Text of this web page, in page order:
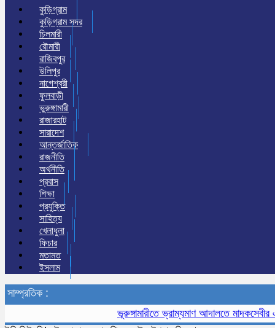
কুড়িগ্রাম
কুড়িগ্রাম সদর
চিলমারী
রৌমারী
রাজিবপুর
উলিপুর
নাগেশ্বরী
ফুলবাড়ী
ভুরুঙ্গামারী
রাজারহাট
সারাদেশ
আন্তর্জাতিক
রাজনীতি
অর্থনীতি
প্রবাস
শিক্ষা
প্রযুক্তি
সাহিত্য
খেলাধুলা
ফিচার
মতামত
ইসলাম
সাম্প্রতিক :
ভূরুঙ্গামারীতে ভ্রাম্যমাণ আদালতে মাদকসেবীর এক